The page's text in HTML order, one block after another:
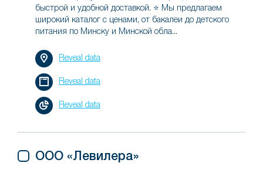
быстрой и удобной доставкой. ⭐ Мы предлагаем
широкий каталог с ценами, от бакалеи до детского
питания по Минску и Минской обла...
Reveal data
Reveal data
Reveal data
ООО «Левилера»